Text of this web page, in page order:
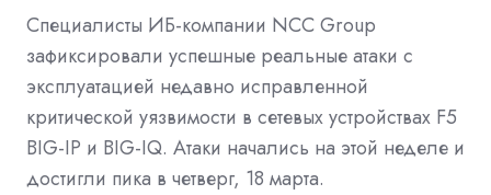
Специалисты ИБ-компании NCC Group
зафиксировали успешные реальные атаки с
эксплуатацией недавно исправленной
критической уязвимости в сетевых устройствах F5
BIG-IP и BIG-IQ. Атаки начались на этой неделе и
достигли пика в четверг, 18 марта.